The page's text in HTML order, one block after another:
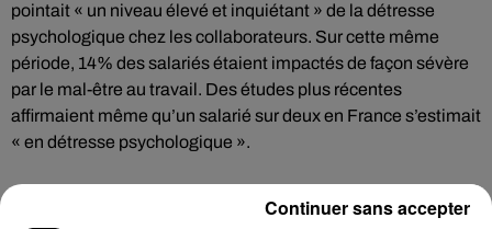
pointait « un niveau élevé et inquiétant » de la détresse
psychologique chez les collaborateurs. Sur cette même
période, 14% des salariés étaient impactés de façon sévère
par le mal-être au travail. Des études plus récentes
affirmaient même qu’un salarié sur deux en France s’estimait
« en détresse psychologique ».
Continuer sans accepter